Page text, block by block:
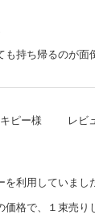
も持ち帰るのが
ピー様 レビ
を利用していま
格で、１束売り